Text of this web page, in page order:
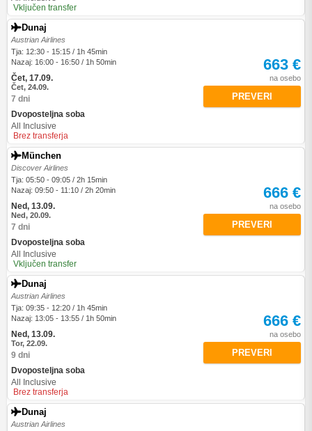
Vključen transfer
Dunaj
Austrian Airlines
Tja: 12:30 - 15:15 / 1h 45min
Nazaj: 16:00 - 16:50 / 1h 50min
Čet, 17.09.
Čet, 24.09.
7 dni
Dvoposteljna soba
All Inclusive
Brez transferja
663 €
na osebo
PREVERI
München
Discover Airlines
Tja: 05:50 - 09:05 / 2h 15min
Nazaj: 09:50 - 11:10 / 2h 20min
Ned, 13.09.
Ned, 20.09.
7 dni
Dvoposteljna soba
All Inclusive
Vključen transfer
666 €
na osebo
PREVERI
Dunaj
Austrian Airlines
Tja: 09:35 - 12:20 / 1h 45min
Nazaj: 13:05 - 13:55 / 1h 50min
Ned, 13.09.
Tor, 22.09.
9 dni
Dvoposteljna soba
All Inclusive
Brez transferja
666 €
na osebo
PREVERI
Dunaj
Austrian Airlines